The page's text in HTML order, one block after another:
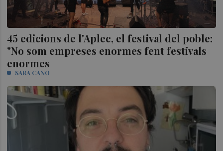
45 edicions de l'Aplec, el festival del poble:
"No som empreses enormes fent festivals
enormes
SARA CANO